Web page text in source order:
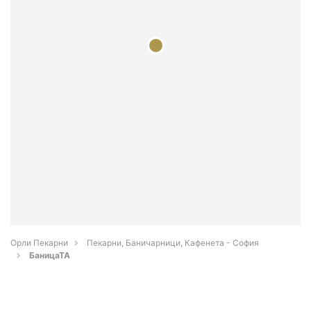
Орли Пекарни
Пекарни, Баничарници, Кафенета - София
БаницаТА